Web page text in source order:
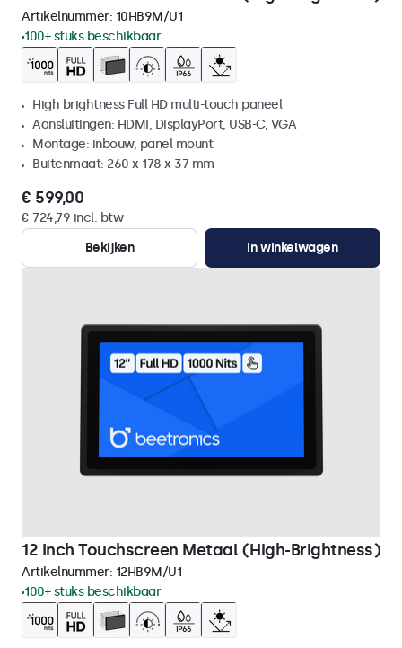
Artikelnummer: 10HB9M/U1
100+ stuks beschikbaar
High brightness Full HD multi-touch paneel
Aansluitingen: HDMI, DisplayPort, USB-C, VGA
Montage: inbouw, panel mount
Buitenmaat: 260 x 178 x 37 mm
€ 599,00
€ 724,79 incl. btw
Bekijken
In winkelwagen
12 Inch Touchscreen Metaal (High-Brightness)
Artikelnummer: 12HB9M/U1
100+ stuks beschikbaar